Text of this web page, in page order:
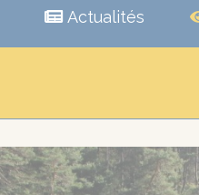
Actualités